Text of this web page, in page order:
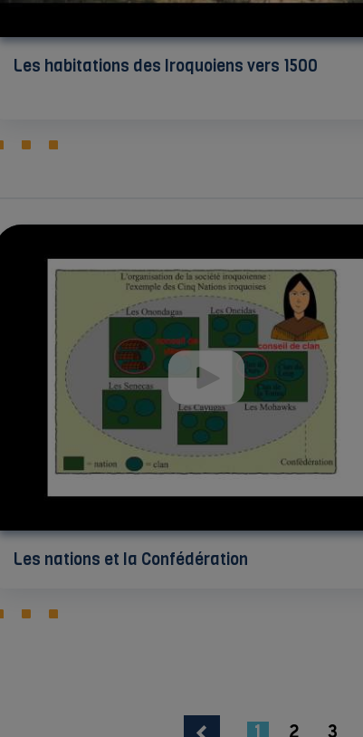
Les habitations des Iroquoiens vers 1500
Les nations et la Confédération